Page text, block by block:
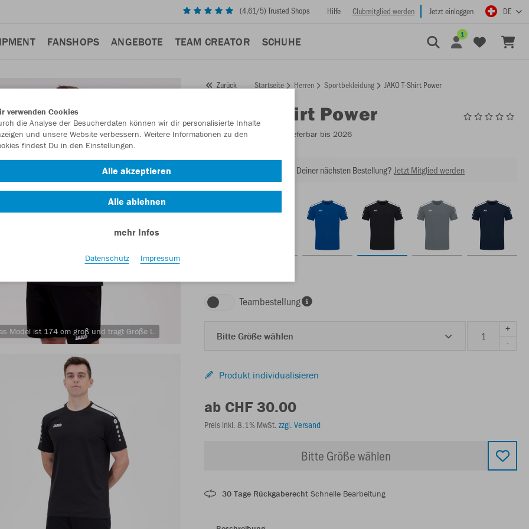
(4,61/5) Trusted Shops Hilfe Clubmitglied werden Jetzt einloggen DE
FANSHOPS ANGEBOTE TEAM CREATOR SCHUHE
1
Model ist 174 cm groß und trägt Größe L.
Zurück Startseite Herren Sportbekleidung JAKO T-Shirt Power
T-Shirt Power
Artikelnummer: - Lieferbar bis 2026
Lust auf 30% Rabatt bei Deiner nächsten Bestellung? Jetzt Mitglied werden
Teambestellung
Bitte Größe wählen
+
-
Produkt individualisieren
ab CHF 30.00
Preis inkl. 8.1% MwSt. zzgl. Versand
Bitte Größe wählen
30 Tage Rückgaberecht Schnelle Bearbeitung
verwenden Cookies
die Analyse der Besucherdaten können wir dir personalisierte Inhalte
und unsere Website verbessern. Weitere Informationen zu den
findest Du in den Einstellungen.
Alle akzeptieren
Alle ablehnen
mehr Infos
Datenschutz Impressum